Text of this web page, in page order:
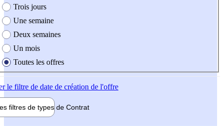
Trois jours
Une semaine
Deux semaines
Un mois
Toutes les offres
le filtre de date de création de l'offre
filtres de types de Contrat